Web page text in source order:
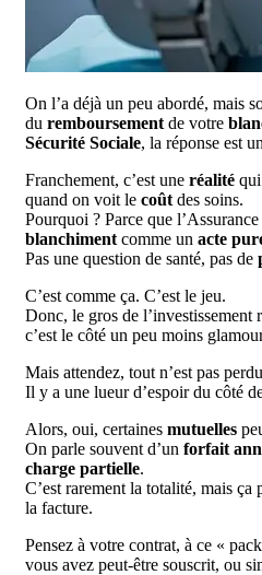
On l’a déjà un peu abordé, mais
du remboursement de votre
Sécurité Sociale, la réponse est
Franchement, c’est une réalité
quand on voit le coût des soins.
Pourquoi ? Parce que
blanchiment comme un acte
Pas une question de santé, pas de
C’est comme ça. C’est le jeu.
Donc, le gros de l’investissement
c’est le côté un peu moins
Mais attendez, tout n’est pas
Il y a une lueur d’espoir du côté
Alors, oui, certaines mutuelles
On parle souvent d’un forfait
charge partielle.
C’est rarement la totalité, mais
la facture.
Pensez à votre contrat, à ce « pack
vous avez peut-être souscrit, ou